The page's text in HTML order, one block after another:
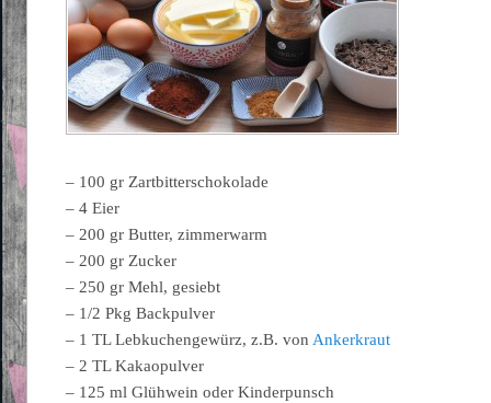
– 100 gr Zartbitterschokolade
– 4 Eier
– 200 gr Butter, zimmerwarm
– 200 gr Zucker
– 250 gr Mehl, gesiebt
– 1/2 Pkg Backpulver
– 1 TL Lebkuchengewürz, z.B. von Ankerkraut
– 2 TL Kakaopulver
– 125 ml Glühwein oder Kinderpunsch